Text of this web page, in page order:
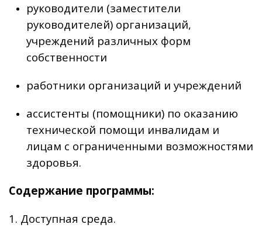
руководители (заместители
руководителей) организаций,
учреждений различных форм
собственности
работники организаций и учреждений
ассистенты (помощники) по оказанию
технической помощи инвалидам и
лицам с ограниченными возможностями
здоровья.
Содержание программы:
1. Доступная среда.